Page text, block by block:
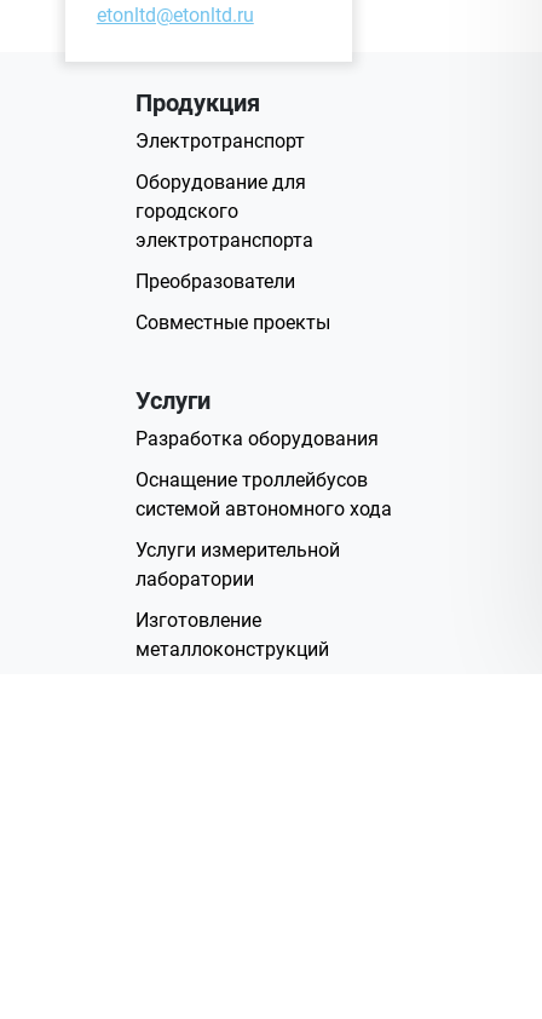
etonltd@etonltd.ru
Продукция
Электротранспорт
Оборудование для
городского
электротранспорта
Преобразователи
Совместные проекты
Услуги
Разработка оборудования
Оснащение троллейбусов
системой автономного хода
Услуги измерительной
лаборатории
Изготовление
металлоконструкций